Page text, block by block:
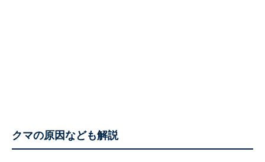
クマの原因なども解説